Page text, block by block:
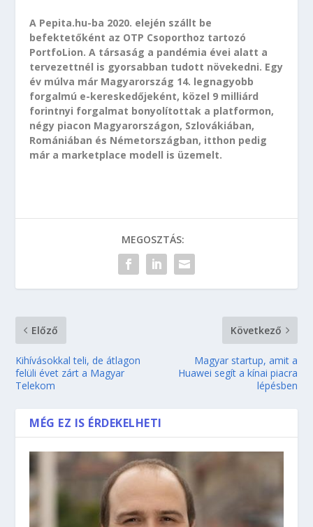
A Pepita.hu-ba 2020. elején szállt be
befektetőként az OTP Csoporthoz tartozó
PortfoLion. A társaság a pandémia évei alatt a
tervezettnél is gyorsabban tudott növekedni. Egy
év múlva már Magyarország 14. legnagyobb
forgalmú e-kereskedőjeként, közel 9 milliárd
forintnyi forgalmat bonyolítottak a platformon,
négy piacon Magyarországon, Szlovákiában,
Romániában és Németországban, itthon pedig
már a marketplace modell is üzemelt.
MEGOSZTÁS:
Előző
Kihívásokkal teli, de átlagon
felüli évet zárt a Magyar
Telekom
Következő
Magyar startup, amit a
Huawei segít a kínai piacra
lépésben
MÉG EZ IS ÉRDEKELHETI